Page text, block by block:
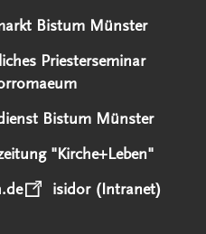
Bistum Münster
Priesterseminar
Bistum Münster
"Kirche+Leben"
isidor (Intranet)